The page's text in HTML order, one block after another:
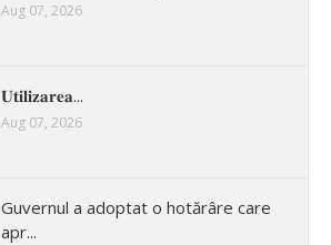
Aug 07, 2026
𝐔𝐭𝐢𝐥𝐢𝐳𝐚𝐫𝐞𝐚...
Aug 07, 2026
Guvernul a adoptat o hotărâre care
apr...